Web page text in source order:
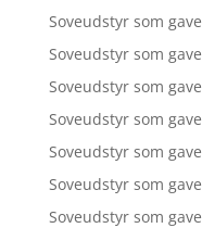
Soveudstyr som gave
Soveudstyr som gave
Soveudstyr som gave
Soveudstyr som gave
Soveudstyr som gave
Soveudstyr som gave
Soveudstyr som gave